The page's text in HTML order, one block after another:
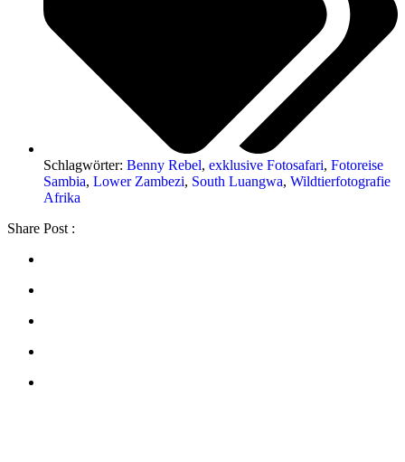
Schlagwörter: Benny Rebel, exklusive Fotosafari, Fotoreise
Sambia, Lower Zambezi, South Luangwa, Wildtierfotografie
Afrika
Share Post :